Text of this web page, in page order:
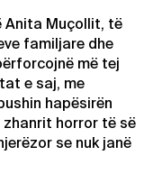
Anita Muçollit, të
familjare dhe
më tej
e saj, me
hapësirën
zhanrit horror të së
se nuk janë